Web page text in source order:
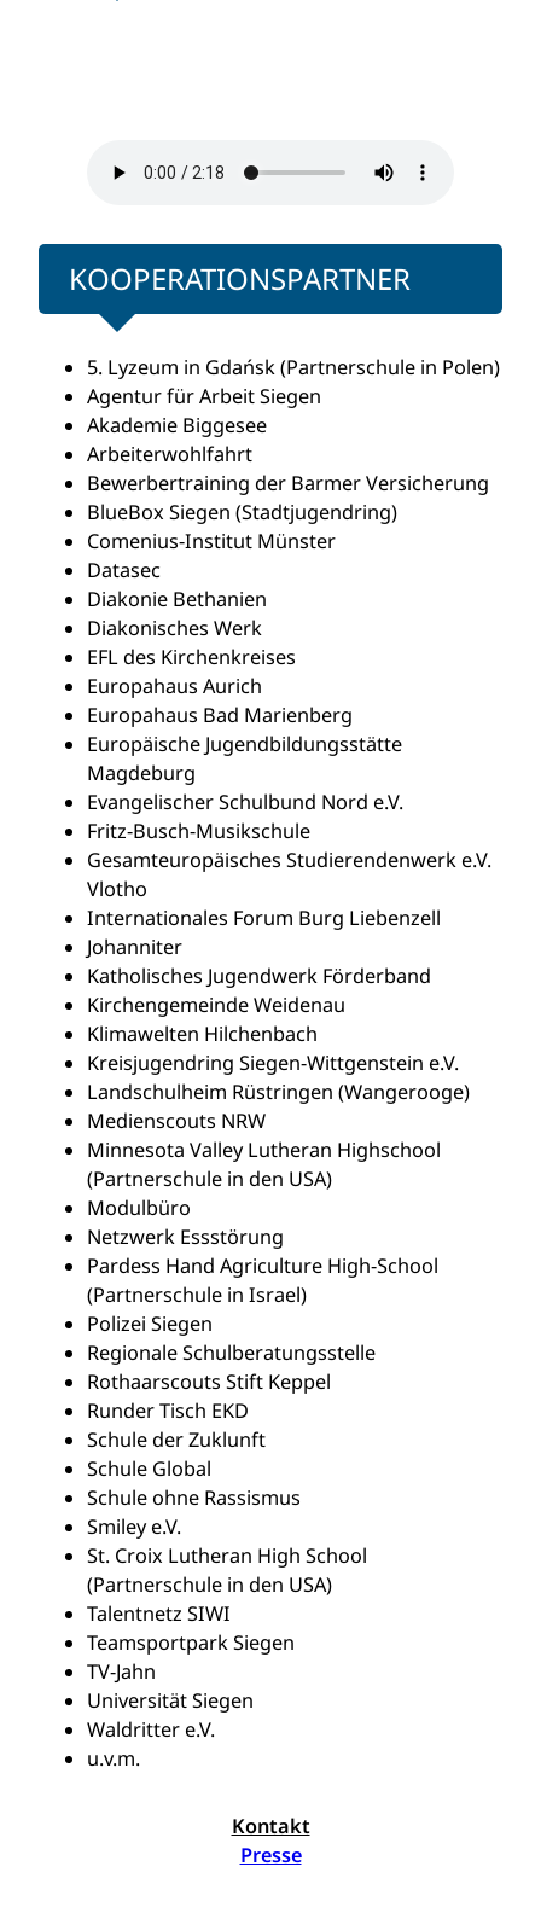
KOOPERATIONSPARTNER
5. Lyzeum in Gdańsk (Partnerschule in Polen)
Agentur für Arbeit Siegen
Akademie Biggesee
Arbeiterwohlfahrt
Bewerbertraining der Barmer Versicherung
BlueBox Siegen (Stadtjugendring)
Comenius-Institut Münster
Datasec
Diakonie Bethanien
Diakonisches Werk
EFL des Kirchenkreises
Europahaus Aurich
Europahaus Bad Marienberg
Europäische Jugendbildungsstätte
Magdeburg
Evangelischer Schulbund Nord e.V.
Fritz-Busch-Musikschule
Gesamteuropäisches Studierendenwerk e.V.
Vlotho
Internationales Forum Burg Liebenzell
Johanniter
Katholisches Jugendwerk Förderband
Kirchengemeinde Weidenau
Klimawelten Hilchenbach
Kreisjugendring Siegen-Wittgenstein e.V.
Landschulheim Rüstringen (Wangerooge)
Medienscouts NRW
Minnesota Valley Lutheran Highschool
(Partnerschule in den USA)
Modulbüro
Netzwerk Essstörung
Pardess Hand Agriculture High-School
(Partnerschule in Israel)
Polizei Siegen
Regionale Schulberatungsstelle
Rothaarscouts Stift Keppel
Runder Tisch EKD
Schule der Zuklunft
Schule Global
Schule ohne Rassismus
Smiley e.V.
St. Croix Lutheran High School
(Partnerschule in den USA)
Talentnetz SIWI
Teamsportpark Siegen
TV-Jahn
Universität Siegen
Waldritter e.V.
u.v.m.
Kontakt
Presse